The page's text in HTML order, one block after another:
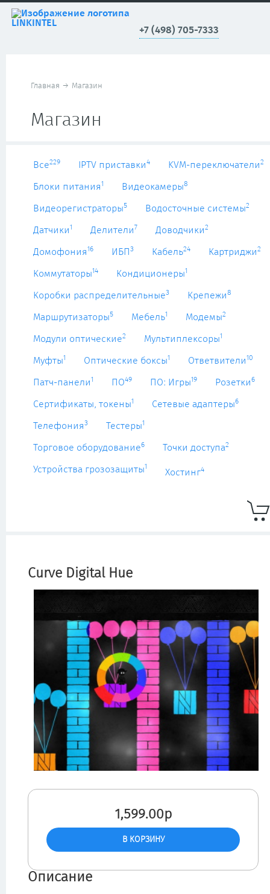
+7 (498) 705-7333
Главная → Магазин
Магазин
Все229 IPTV приставки4 KVM-переключатели2
Блоки питания1 Видеокамеры8
Видеорегистраторы5 Водосточные системы2
Датчики1 Делители7 Доводчики2
Домофония16 ИБП 3 Кабель24 Картриджи2
Коммутаторы14 Кондиционеры1
Коробки распределительные3 Крепежи8
Маршрутизаторы5 Мебель1 Модемы2
Модули оптические2 Мультиплексоры1
Муфты1 Оптические боксы1 Ответвители10
Патч-панели1 ПО49 ПО: Игры19 Розетки6
Сертификаты, токены1 Сетевые адаптеры6
Телефония3 Тестеры1
Торговое оборудование6 Точки доступа2
Устройства грозозащиты1
Хостинг4
Curve Digital Hue
1,599.00р
Описание